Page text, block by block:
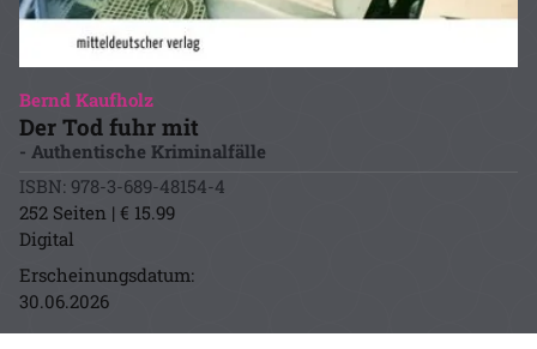
Bernd Kaufholz
Der Tod fuhr mit
- Authentische Kriminalfälle
ISBN: 978-3-689-48154-4
252 Seiten | € 15.99
Digital
Erscheinungsdatum:
30.06.2026